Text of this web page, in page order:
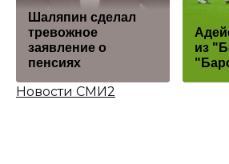
Шаляпин сделал
тревожное
заявление о
пенсиях
из
Новости СМИ2